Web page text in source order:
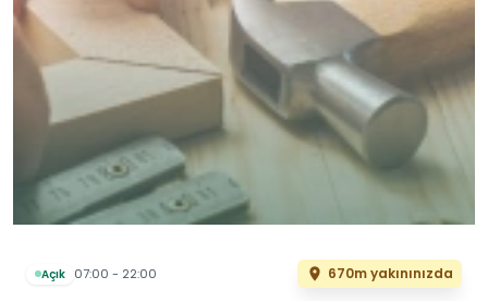
Açık 07:00 - 22:00 670m yakınınızda